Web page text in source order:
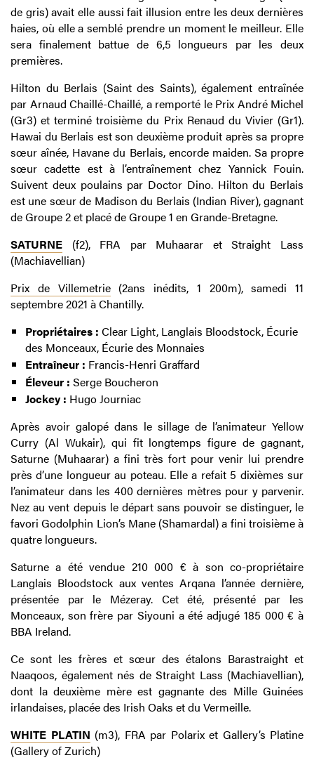
de gris) avait elle aussi fait illusion entre les deux dernières
haies, où elle a semblé prendre un moment le meilleur. Elle
sera finalement battue de 6,5 longueurs par les deux
premières.
Hilton du Berlais (Saint des Saints), également entraînée
par Arnaud Chaillé-Chaillé, a remporté le Prix André Michel
(Gr3) et terminé troisième du Prix Renaud du Vivier (Gr1).
Hawai du Berlais est son deuxième produit après sa propre
sœur aînée, Havane du Berlais, encorde maiden. Sa propre
sœur cadette est à l’entraînement chez Yannick Fouin.
Suivent deux poulains par Doctor Dino. Hilton du Berlais
est une sœur de Madison du Berlais (Indian River), gagnant
de Groupe 2 et placé de Groupe 1 en Grande-Bretagne.
SATURNE (f2), FRA par Muhaarar et Straight Lass
(Machiavellian)
Prix de Villemetrie(2ans inédits, 1 200m), samedi 11
septembre 2021 à Chantilly.
Propriétaires : Clear Light, Langlais Bloodstock, Écurie
des Monceaux, Écurie des Monnaies
Entraîneur : Francis-Henri Graffard
Éleveur : Serge Boucheron
Jockey : Hugo Journiac
Après avoir galopé dans le sillage de l’animateur Yellow
Curry (Al Wukair), qui fit longtemps figure de gagnant,
Saturne (Muhaarar) a fini très fort pour venir lui prendre
près d’une longueur au poteau. Elle a refait 5 dixièmes sur
l’animateur dans les 400 dernières mètres pour y parvenir.
Nez au vent depuis le départ sans pouvoir se distinguer, le
favori Godolphin Lion’s Mane (Shamardal) a fini troisième à
quatre longueurs.
Saturne a été vendue 210 000 € à son co-propriétaire
Langlais Bloodstock aux ventes Arqana l’année dernière,
présentée par le Mézeray. Cet été, présenté par les
Monceaux, son frère par Siyouni a été adjugé 185 000 € à
BBA Ireland.
Ce sont les frères et sœur des étalons Barastraight et
Naaqoos, également nés de Straight Lass (Machiavellian),
dont la deuxième mère est gagnante des Mille Guinées
irlandaises, placée des Irish Oaks et du Vermeille.
WHITE PLATIN (m3), FRA par Polarix et Gallery’s Platine
(Gallery of Zurich)